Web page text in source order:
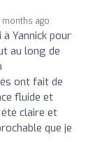
months ago
Yannick pour
au long de
ont fait de
fluide et
été claire et
que je